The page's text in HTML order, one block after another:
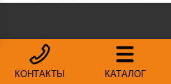
КОНТАКТЫ КАТАЛОГ